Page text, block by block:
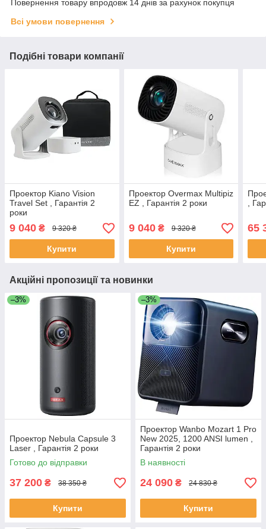
Повернення товару впродовж 14 днів за рахунок покупця
Всі умови повернення
Подібні товари компанії
Проектор Kiano Vision
Travel Set , Гарантія 2
роки
9 040 ₴ 9 320 ₴
Купити
Проектор Overmax Multipiz
EZ , Гарантія 2 роки
9 040₴ 9 320 ₴
Купити
,
65
Акційні пропозиції та новинки
–3%
Проектор Nebula Capsule 3
Laser , Гарантія 2 роки
Готово до відправки
37 200 ₴ 38 350 ₴
Купити
–3%
Проектор Wanbo Mozart 1 Pro
New 2025, 1200 ANSI lumen ,
Гарантія 2 роки
В наявності
24 090 ₴ 24 830 ₴
Купити